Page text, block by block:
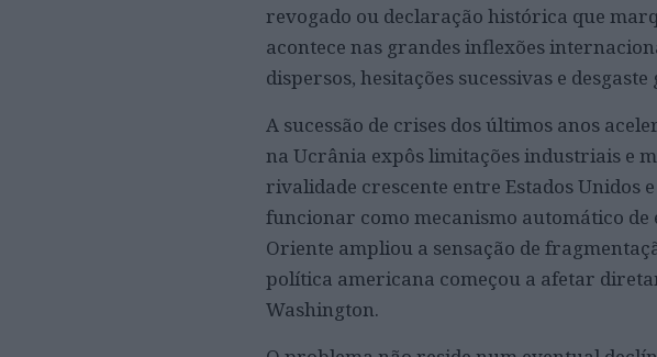
revogado ou declaração histórica que
acontece nas grandes inflexões
dispersos, hesitações sucessivas e
A sucessão de crises dos últimos anos
na Ucrânia expôs limitações industriais e
rivalidade crescente entre Estados Unidos
funcionar como mecanismo automático
Oriente ampliou a sensação de
política americana começou a afetar
Washington.